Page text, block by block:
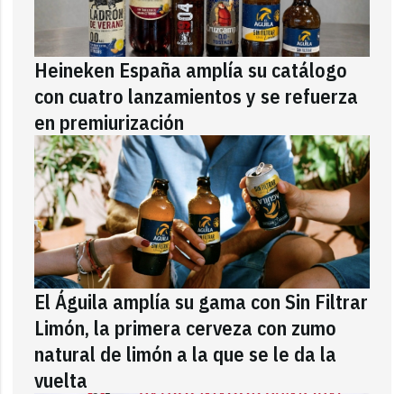
Heineken España amplía su catálogo
con cuatro lanzamientos y se refuerza
en premiurización
El Águila amplía su gama con Sin Filtrar
Limón, la primera cerveza con zumo
natural de limón a la que se le da la
vuelta